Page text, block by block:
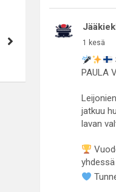
1 kesä
PAULA
jatkuu
lavan